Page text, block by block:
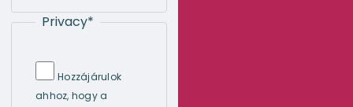
Privacy*
Hozzájárulok
ahhoz, hogy a